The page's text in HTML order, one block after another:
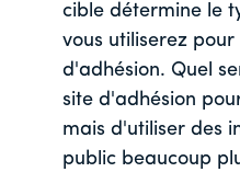
cible détermine le
vous utiliserez
d'adhésion. Quel
site d'adhésion
mais d'utiliser des
public beaucoup